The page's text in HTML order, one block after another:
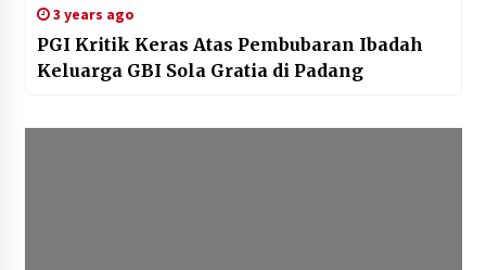
3 years ago
PGI Kritik Keras Atas Pembubaran Ibadah
Keluarga GBI Sola Gratia di Padang